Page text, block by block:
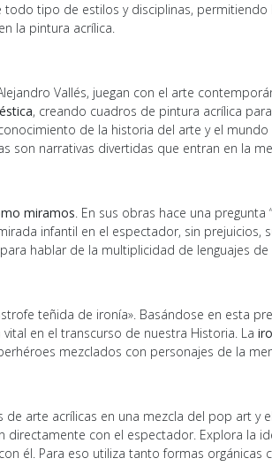
tipo de estilos y disciplinas,
la pintura acrílica.
Vallés, juegan con el arte
, creando cuadros de pintura acrílica
de la historia del arte y el
son narrativas divertidas que entran en la
miramos. En sus obras hace una
infantil en el espectador, sin
hablar de la multiplicidad de lenguajes
teñida de ironía». Basándose en esta
en el transcurso de nuestra Historia. La
mezclados con personajes de la
de arte acrílicas en una mezcla del pop art
directamente con el espectador. Explora la
él. Para eso utiliza tanto formas